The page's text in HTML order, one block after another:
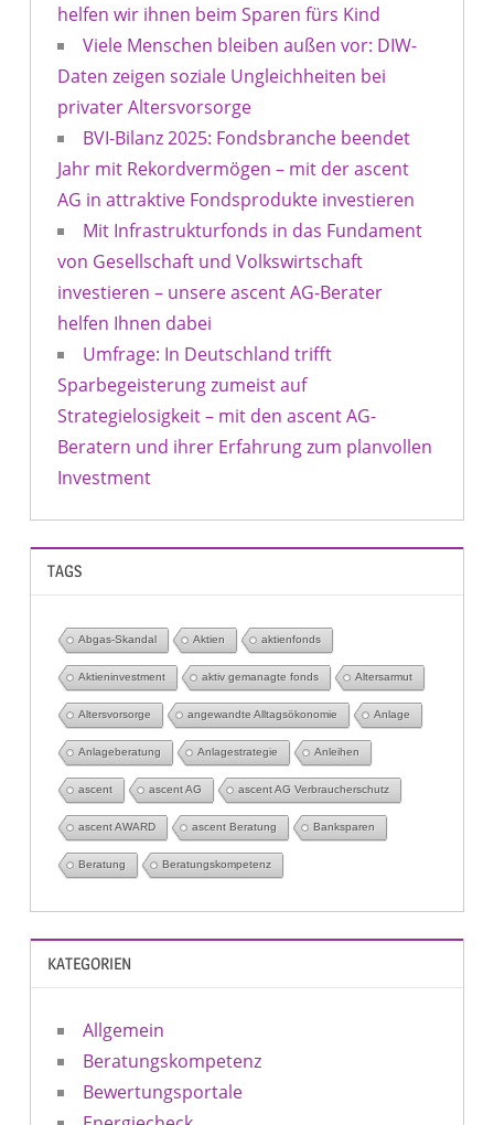
helfen wir ihnen beim Sparen fürs Kind
Viele Menschen bleiben außen vor: DIW-
Daten zeigen soziale Ungleichheiten bei
privater Altersvorsorge
BVI-Bilanz 2025: Fondsbranche beendet
Jahr mit Rekordvermögen – mit der ascent
AG in attraktive Fondsprodukte investieren
Mit Infrastrukturfonds in das Fundament
von Gesellschaft und Volkswirtschaft
investieren – unsere ascent AG-Berater
helfen Ihnen dabei
Umfrage: In Deutschland trifft
Sparbegeisterung zumeist auf
Strategielosigkeit – mit den ascent AG-
Beratern und ihrer Erfahrung zum planvollen
Investment
TAGS
Abgas-Skandal Aktien aktienfonds
Aktieninvestment aktiv gemanagte fonds Altersarmut
Altersvorsorge angewandte Alltagsökonomie Anlage
Anlageberatung Anlagestrategie Anleihen
ascent ascent AG ascent AG Verbraucherschutz
ascent AWARD ascent Beratung Banksparen
Beratung Beratungskompetenz
KATEGORIEN
Allgemein
Beratungskompetenz
Bewertungsportale